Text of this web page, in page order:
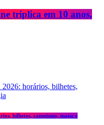
triplica em 10 anos,
bilhetes, campismo, mapa e